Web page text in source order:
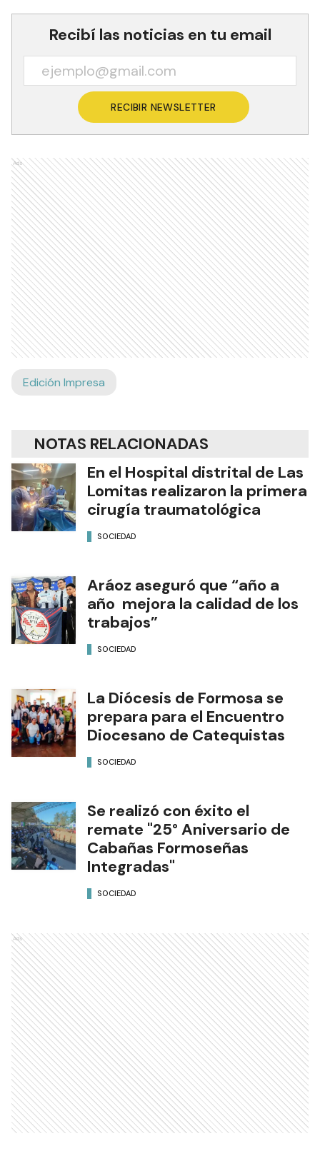
Recibí las noticias en tu email
RECIBIR NEWSLETTER
Ads
Edición Impresa
NOTAS RELACIONADAS
En el Hospital distrital de Las
Lomitas realizaron la primera
cirugía traumatológica
SOCIEDAD
Aráoz aseguró que “año a
año mejora la calidad de los
trabajos”
SOCIEDAD
La Diócesis de Formosa se
prepara para el Encuentro
Diocesano de Catequistas
SOCIEDAD
Se realizó con éxito el
remate "25° Aniversario de
Cabañas Formoseñas
Integradas"
SOCIEDAD
Ads